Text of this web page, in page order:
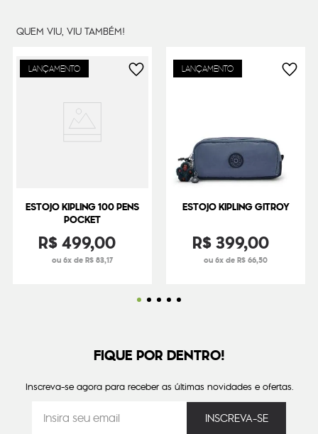
QUEM VIU, VIU TAMBÉM!
LANÇAMENTO
ESTOJO KIPLING 100 PENS
POCKET
R$499,00
ou 6x de R$ 83,17
LANÇAMENTO
ESTOJO KIPLING GITROY
R$399,00
ou 6x de R$ 66,50
FIQUE POR DENTRO!
Inscreva-se agora para receber as últimas novidades e ofertas.